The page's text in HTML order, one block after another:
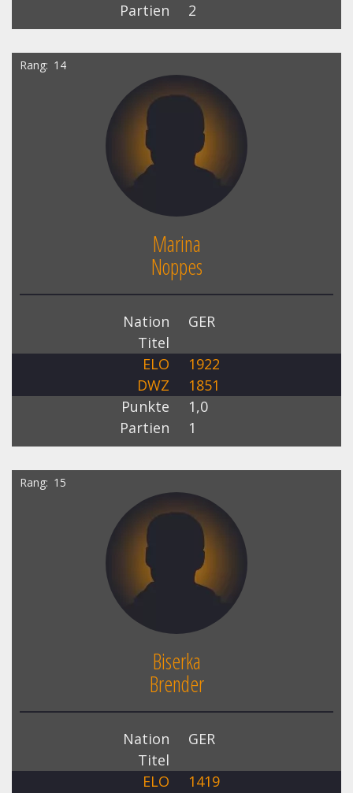
Partien
2
Rang 14
Marina
Noppes
Nation
GER
Titel
ELO
1922
DWZ
1851
Punkte
1,0
Partien
1
Rang 15
Biserka
Brender
Nation
GER
Titel
ELO
1419